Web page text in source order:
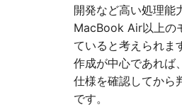
開発など高い処理能
MacBook Air以上の
ていると考えられま
作成が中心であれ
仕様を確認してから
です。